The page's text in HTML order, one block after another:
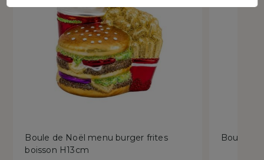
Boule de Noël menu burger frites
boisson H13cm
Boule de